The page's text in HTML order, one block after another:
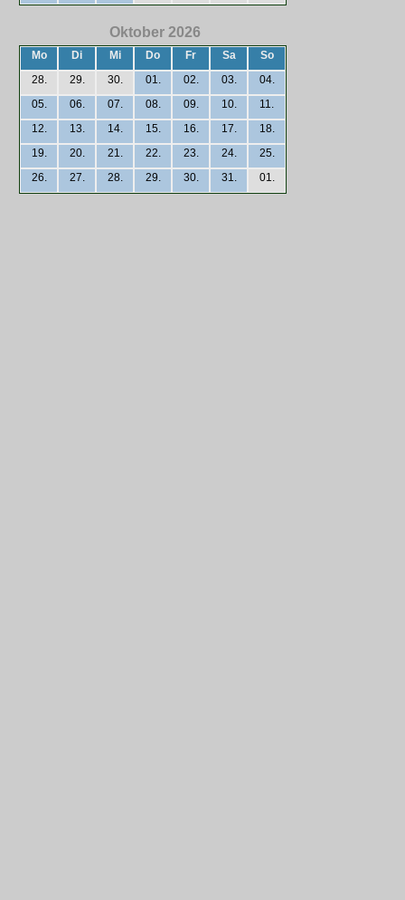
Oktober 2026
Mo Di Mi Do Fr Sa
So
28.
29. 30. 01. 02. 03.
04.
05.
06. 07. 08. 09. 10.
11.
12.
13. 14. 15. 16. 17.
18.
19.
20. 21. 22. 23. 24.
25.
26.
27. 28. 29. 30. 31. 01.